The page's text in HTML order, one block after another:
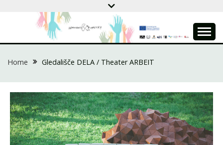
DEMOCRACY &
PUPPETRY
Home Gledališče DELA / Theater ARBEIT